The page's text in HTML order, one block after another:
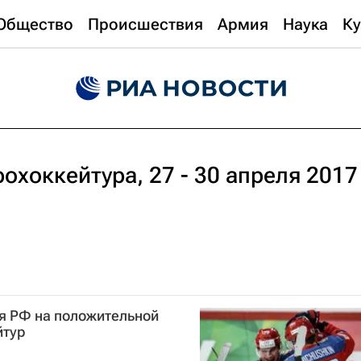
Происшествия Армия Наука
27 - 30 апреля 2017
РФ на положительной